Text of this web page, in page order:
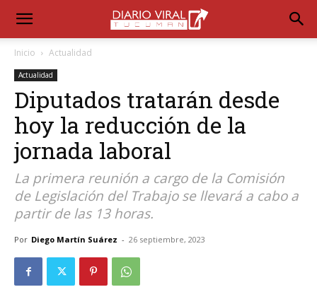
Inicio Actualidad
Actualidad
Diputados tratarán desde
hoy la reducción de la
jornada laboral
La primera reunión a cargo de la Comisión
de Legislación del Trabajo se llevará a cabo a
partir de las 13 horas.
Por Diego Martín Suárez - 26 septiembre, 2023